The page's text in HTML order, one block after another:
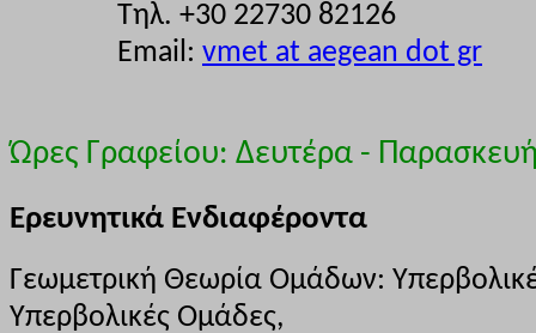
Τηλ. +30 22730 82126
Email: vmet at aegean dot gr
Ώρες Γραφείου: Δευτέρα -
Ερευνητικά Ενδιαφέροντα
Γεωμετρική Θεωρία Ομάδων:
Υπερβολικές Ομάδες,